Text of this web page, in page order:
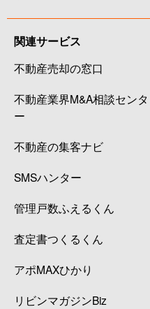
関連サービス
不動産売却の窓口
不動産業界M&A相談センタ
ー
不動産の集客ナビ
SMSハンター
管理戸数ふえるくん
査定書つくるくん
アポMAXひかり
リビンマガジンBiz